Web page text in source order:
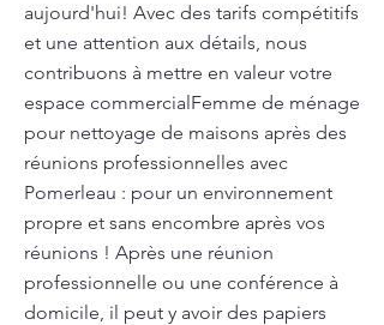
aujourd'hui! Avec des tarifs compétitifs
et une attention aux détails, nous
contribuons à mettre en valeur votre
espace commercialFemme de ménage
pour nettoyage de maisons après des
réunions professionnelles avec
Pomerleau : pour un environnement
propre et sans encombre après vos
réunions ! Après une réunion
professionnelle ou une conférence à
domicile, il peut y avoir des papiers